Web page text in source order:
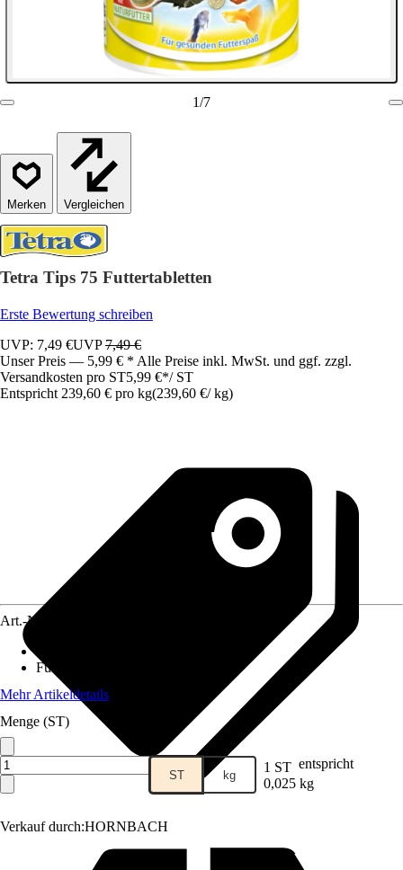
1/7
Vergleichen
Tetra Tips 75 Futtertabletten
Erste Bewertung schreiben
UVP: 7,49 €UVP7,49 €
Unser Preis — 5,99 € * Alle Preise inkl. MwSt. und ggf. zzgl.
Versandkosten pro ST5,99 €*/ ST
Entspricht 239,60 € pro kg(239,60 €/ kg)
Verkauf durch:HORNBACH
Art.-Nr.
Futtermittelart
Mehr Artikeldetails
Menge (ST)
ST kg 1 ST entspricht
0,025 kg